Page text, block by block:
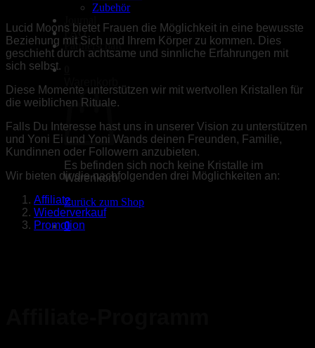
Zubehör
FAQ
Partnerschaft
Es befinden sich noch keine Kristalle im
Warenkorb.
Zurück zum Shop
0
Lucid Moons bietet Frauen die Möglichkeit in eine bewusste
Beziehung mit Sich und Ihrem Körper zu kommen. Dies
geschieht durch achtsame und sinnliche Erfahrungen mit
sich selbst.
Diese Momente unterstützen wir mit wertvollen Kristallen für
die weiblichen Rituale.
Falls Du Interesse hast uns in unserer Vision zu unterstützen
und Yoni Ei und Yoni Wands deinen Freunden, Familie,
Kundinnen oder Followern anzubieten.
Wir bieten dir die nachfolgenden drei Möglichkeiten an:
Affiliate
Wiederverkauf
Promotion